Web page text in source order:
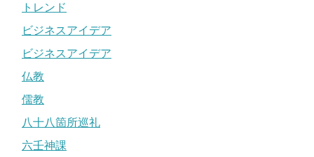
トレンド
ビジネスアイデア
ビジネスアイデア
仏教
儒教
八十八箇所巡礼
六壬神課